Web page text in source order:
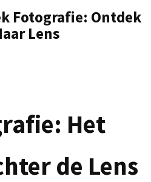
Fotografie: Ontdek
Lens
Het
de Lens